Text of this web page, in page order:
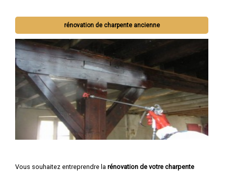
rénovation de charpente ancienne
Vous souhaitez entreprendre la rénovation de votre charpente